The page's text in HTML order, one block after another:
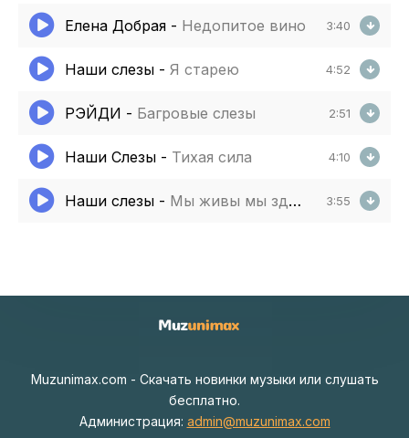
Елена Добрая - Недопитое вино 3:40
Наши слезы - Я старею 4:52
РЭЙДИ - Багровые слезы 2:51
Наши Слезы - Тихая сила 4:10
Наши слезы - Мы живы мы здесь 3:55
Muzunimax.com - Скачать новинки музыки или слушать
бесплатно.
Администрация: admin@muzunimax.com